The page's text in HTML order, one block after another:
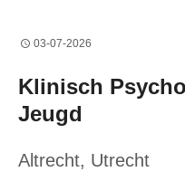
03-07-2026
Klinisch
Jeugd
Altrecht, Utrecht